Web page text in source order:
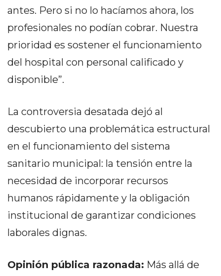
(BUENOS
MEJOR
GIMNASIO
DE
PERGAMINO
MEJORES
PRECIOS
DEPORTIVOS
EN
DEPORTIVOS
EN
MEJORES
antes. Pero si no lo hacíamos ahora, los
profesionales no podían cobrar. Nuestra
prioridad es sostener el funcionamiento
del hospital con personal calificado y
disponible”.
La controversia desatada dejó al
descubierto una problemática estructural
en el funcionamiento del sistema
sanitario municipal: la tensión entre la
necesidad de incorporar recursos
humanos rápidamente y la obligación
institucional de garantizar condiciones
laborales dignas.
Opinión pública razonada: Más allá de